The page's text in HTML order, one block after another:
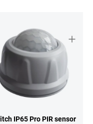
IP65 Pro PIR sensor